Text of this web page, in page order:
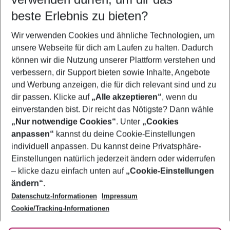
5-8 Nächte
2 Erwachsene Keine Kinder
Mehr Filter anzeigen
Footer
Footer navigation
Über uns
AGB
Bestpreisgarantie
Cookie-Einstellungen ändern
Cookie-Richtlinie
Agenturbetreuung
Barrierefreies Reisen
Folge uns
beste Erlebnis zu bieten?
Wir verwenden Cookies und ähnliche Technologien, um
unsere Webseite für dich am Laufen zu halten. Dadurch
können wir die Nutzung unserer Plattform verstehen und
verbessern, dir Support bieten sowie Inhalte, Angebote
und Werbung anzeigen, die für dich relevant sind und zu
dir passen. Klicke auf „Alle akzeptieren“, wenn du
einverstanden bist. Dir reicht das Nötigste? Dann wähle
„Nur notwendige Cookies“. Unter „Cookies
anpassen“ kannst du deine Cookie-Einstellungen
individuell anpassen. Du kannst deine Privatsphäre-
Einstellungen natürlich jederzeit ändern oder widerrufen
– klicke dazu einfach unten auf „Cookie-Einstellungen
ändern“.
Datenschutz-Informationen
Impressum
Cookie/Tracking-Informationen